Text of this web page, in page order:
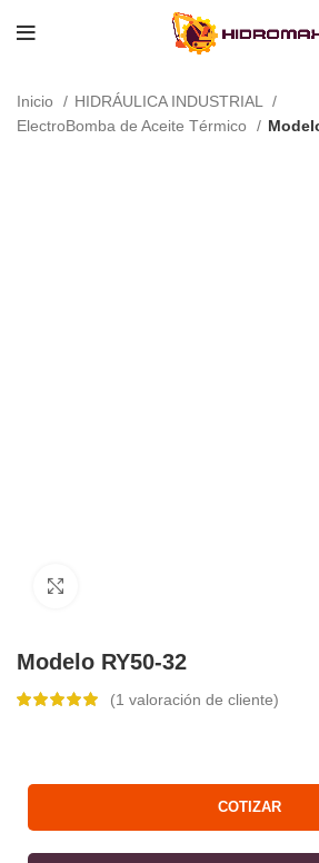
Inicio
HIDRÁULICA INDUSTRIAL
ElectroBomba de Aceite Térmico
Modelo RY50-32
(1 valoración de cliente)
COTIZAR